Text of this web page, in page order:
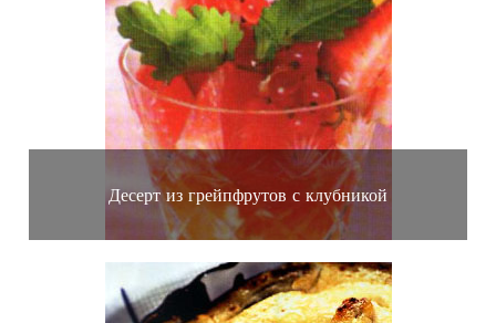
Десерт из грейпфрутов с клубникой